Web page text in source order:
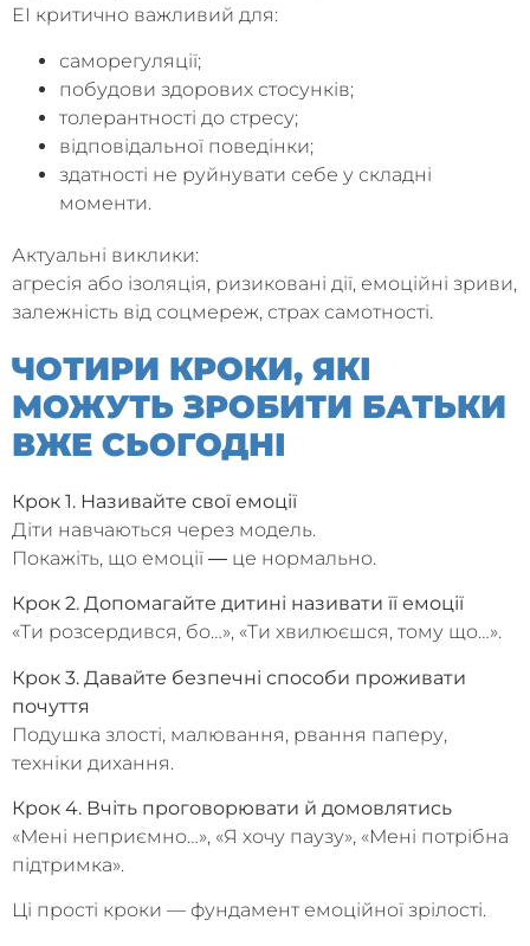
EI критично важливий для:
саморегуляції;
побудови здорових стосунків;
толерантності до стресу;
відповідальної поведінки;
здатності не руйнувати себе у складні
моменти.
Актуальні виклики:
агресія або ізоляція, ризиковані дії, емоційні зриви,
залежність від соцмереж, страх самотності.
ЧОТИРИ КРОКИ, ЯКІ
МОЖУТЬ ЗРОБИТИ БАТЬКИ
ВЖЕ СЬОГОДНІ
Крок 1. Називайте свої емоції
Діти навчаються через модель.
Покажіть, що емоції ― це нормально.
Крок 2. Допомагайте дитині називати її емоції
«Ти розсердився, бо…», «Ти хвилюєшся, тому що…».
Крок 3. Давайте безпечні способи проживати
почуття
Подушка злості, малювання, рвання паперу,
техніки дихання.
Крок 4. Вчіть проговорювати й домовлятись
«Мені неприємно…», «Я хочу паузу», «Мені потрібна
підтримка».
Ці прості кроки — фундамент емоційної зрілості.